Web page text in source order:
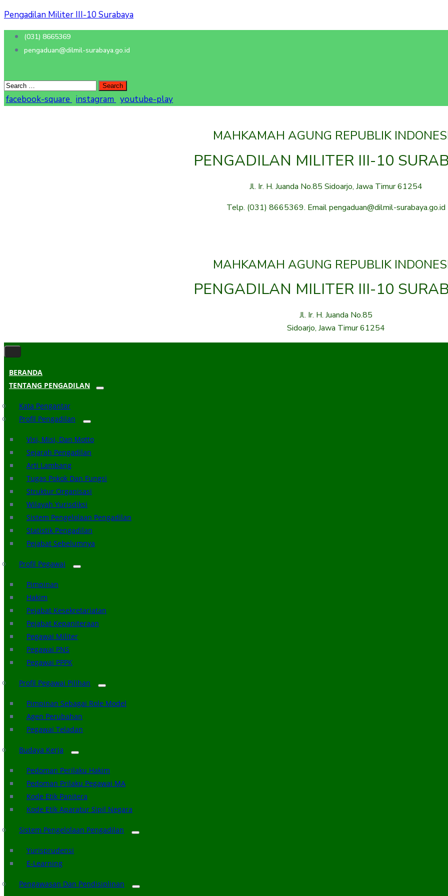
Pengadilan Militer III-10 Surabaya
(031) 8665369
pengaduan@dilmil-surabaya.go.id
facebook-square instagram youtube-play
MAHKAMAH AGUNG REPUBLIK
PENGADILAN MILITER III-10
Jl. Ir. H. Juanda No.85 Sidoarjo, Jawa Timur 61254
Telp. (031) 8665369. Email pengaduan@dilmil-surabaya.go.id
MAHKAMAH AGUNG REPUBLIK
PENGADILAN MILITER III-10
Jl. Ir. H. Juanda No.85
Sidoarjo, Jawa Timur 61254
BERANDA
TENTANG PENGADILAN
Kata Pengantar
Profil Pengadilan
Visi, Misi, Dan Motto
Sejarah Pengadilan
Arti Lambang
Tugas Pokok Dan Fungsi
Struktur Organisasi
Wilayah Yurisdiksi
Sistem Pengelolaan Pengadilan
Statistik Pengadilan
Pejabat Sebelumnya
Profil Pegawai
Pimpinan
Hakim
Pejabat Kesekretariatan
Pejabat Kepaniteraan
Pegawai Militer
Pegawai PNS
Pegawai PPPK
Profil Pegawai Pilihan
Pimpinan Sebagai Role Model
Agen Perubahan
Pegawai Teladan
Budaya Kerja
Pedoman Perilaku Hakim
Pedoman Prilaku Pegawai MA
Kode Etik Panitera
Kode Etik Aparatur Sipil Negara
Sistem Pengelolaan Pengadilan
Yurisprudensi
E-Learning
Pengawasan Dan Pendisiplinan